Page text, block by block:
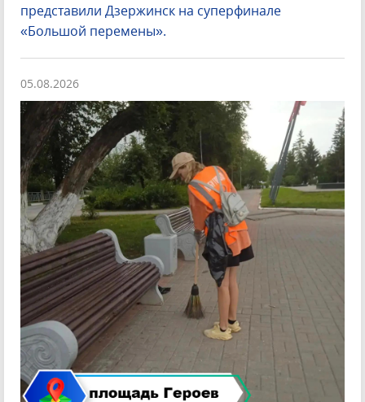
представили Дзержинск на суперфинале
«Большой перемены».
05.08.2026